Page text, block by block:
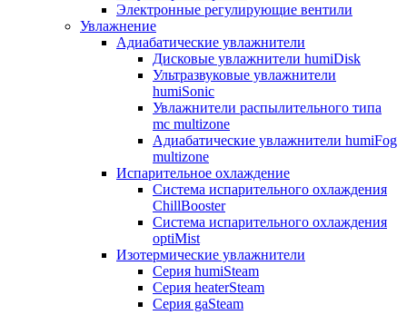
Электронные регулирующие вентили
Увлажнение
Адиабатические увлажнители
Дисковые увлажнители humiDisk
Ультразвуковые увлажнители
humiSonic
Увлажнители распылительного типа
mc multizone
Адиабатические увлажнители humiFog
multizone
Испарительное охлаждение
Система испарительного охлаждения
ChillBooster
Система испарительного охлаждения
optiMist
Изотермические увлажнители
Серия humiSteam
Серия heaterSteam
Серия gaSteam